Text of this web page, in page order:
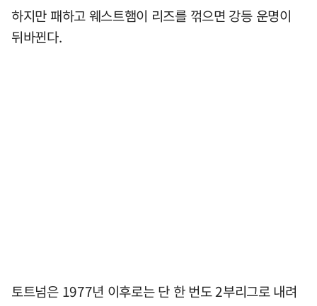
하지만 패하고 웨스트햄이 리즈를 꺾으면 강등 운명이
뒤바뀐다.
토트넘은 1977년 이후로는 단 한 번도 2부리그로 내려